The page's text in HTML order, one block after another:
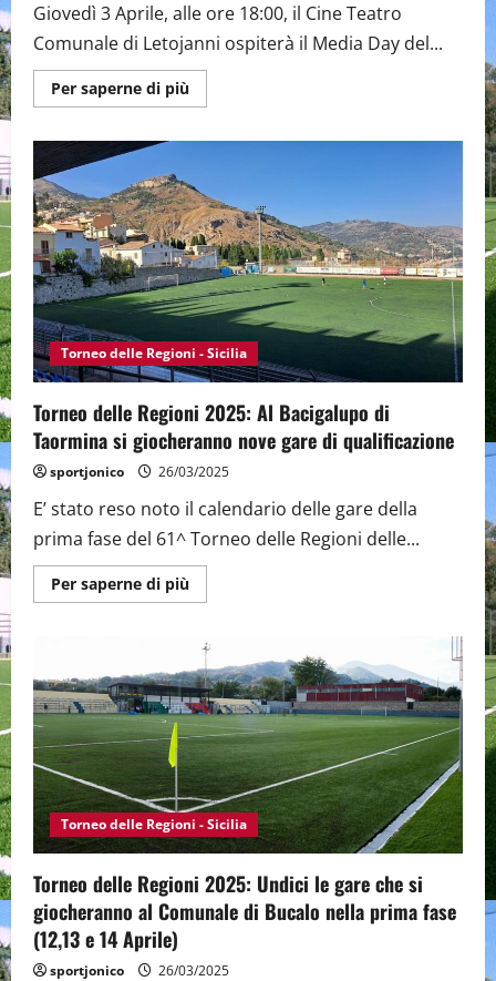
Giovedì 3 Aprile, alle ore 18:00, il Cine Teatro
Comunale di Letojanni ospiterà il Media Day del...
Per saperne di piùMaggiori
informazioni
Media
Day
al
Cine
Teatro
Comunale
di
Letojanni
Torneo delle Regioni - Sicilia
Torneo delle Regioni 2025: Al Bacigalupo di
Taormina si giocheranno nove gare di qualificazione
sportjonico 26/03/2025
E’ stato reso noto il calendario delle gare della
prima fase del 61^ Torneo delle Regioni delle...
Per saperne di piùMaggiori
informazioni
delle
Regioni
2025:
Al
Bacigalupo
di
Taormina
si
giocheranno
nove
gare
di
qualificazione
Torneo delle Regioni - Sicilia
Torneo delle Regioni 2025: Undici le gare che si
giocheranno al Comunale di Bucalo nella prima fase
(12,13 e 14 Aprile)
sportjonico 26/03/2025